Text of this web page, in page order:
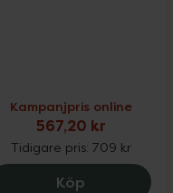
20%
Jordgubb, 84.75
Kampanjpris online
567,20 kr
Tidigare pris: 709 kr
Köp Medik8